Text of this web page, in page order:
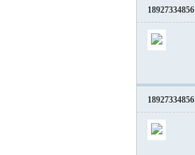
18927334856
18927334856